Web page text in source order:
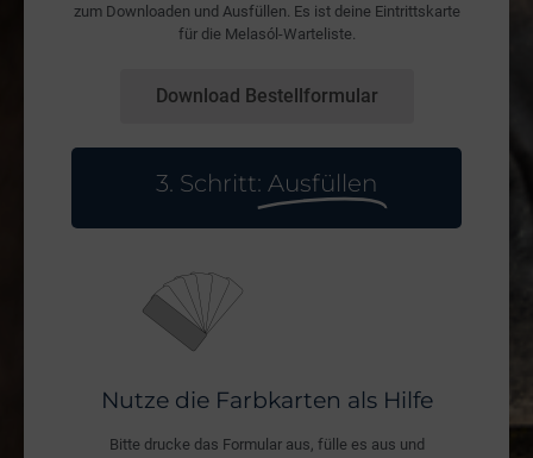
zum Downloaden und Ausfüllen. Es ist deine Eintrittskarte
für die Melasól-Warteliste.
Download Bestellformular
3. Schritt: Ausfüllen
Nutze die Farbkarten als Hilfe
Bitte drucke das Formular aus, fülle es aus und